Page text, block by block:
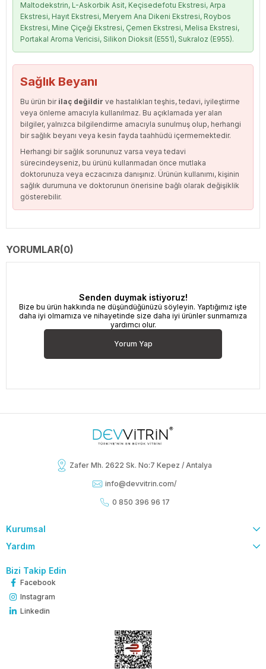
Maltodekstrin, L-Askorbik Asit, Keçisedefotu Ekstresi, Arpa
Ekstresi, Hayıt Ekstresi, Meryem Ana Dikeni Ekstresi, Roybos
Ekstresi, Mine Çiçeği Ekstresi, Çemen Ekstresi, Melisa Ekstresi,
Portakal Aroma Vericisi, Silikon Dioksit (E551), Sukraloz (E955).
Sağlık Beyanı
Bu ürün birilaç değildir ve hastalıkları teşhis, tedavi, iyileştirme
veya önleme amacıyla kullanılmaz. Bu açıklamada yer alan
bilgiler, yalnızca bilgilendirme amacıyla sunulmuş olup, herhangi
bir sağlık beyanı veya kesin fayda taahhüdü içermemektedir.
Herhangi bir sağlık sorununuz varsa veya tedavi
sürecindeyseniz, bu ürünü kullanmadan önce mutlaka
doktorunuza veya eczacınıza danışınız. Ürünün kullanımı, kişinin
sağlık durumuna ve doktorunun önerisine bağlı olarak değişiklik
gösterebilir.
YORUMLAR(0)
Senden duymak istiyoruz!
Bize bu ürün hakkında ne düşündüğünüzü söyleyin. Yaptığımız işte
daha iyi olmamıza ve nihayetinde size daha iyi ürünler sunmamıza
yardımcı olur.
Yorum Yap
Zafer Mh. 2622 Sk. No:7 Kepez / Antalya
info@devvitrin.com/
0 850 396 96 17
Kurumsal
Yardım
Bizi Takip Edin
Facebook
Instagram
Linkedin